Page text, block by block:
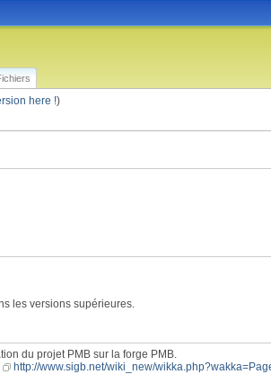
here !)
les versions supérieures.
du projet PMB sur la forge PMB.
http://www.sigb.net/wiki_new/